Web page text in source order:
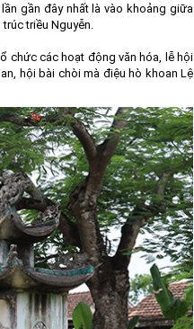
gần đây nhất là vào khoảng giữa
triều Nguyễn.
chức các hoạt động văn hóa, lễ hội
hội bài chòi mà điệu hò khoan Lệ